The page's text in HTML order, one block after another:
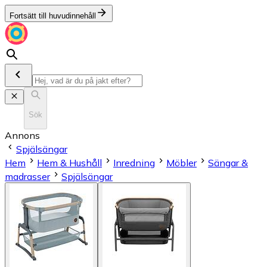
Fortsätt till huvudinnehåll
Sök
Annons
Spjälsängar
Hem
Hem & Hushåll Inredning Möbler
Sängar &
madrasser
Spjälsängar